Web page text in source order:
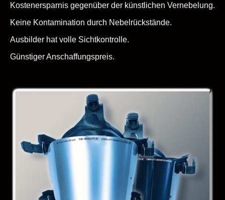
Kostenersparnis gegenüber der künstlichen Vernebelung.
Keine Kontamination durch Nebelrückstände.
Ausbilder hat volle Sichtkontrolle.
Günstiger Anschaffungspreis.